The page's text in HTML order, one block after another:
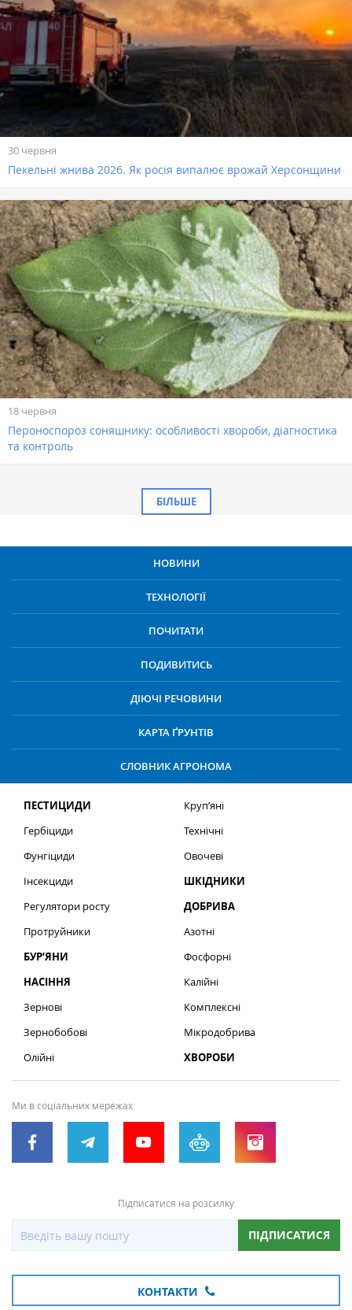
30 червня
Пекельні жнива 2026. Як росія випалює врожай Херсонщини
18 червня
Пероноспороз соняшнику: особливості хвороби, діагностика
та контроль
БІЛЬШЕ
НОВИНИ
ТЕХНОЛОГІЇ
ПОЧИТАТИ
ПОДИВИТИСЬ
ДІЮЧІ РЕЧОВИНИ
КАРТА ҐРУНТІВ
СЛОВНИК АГРОНОМА
ПЕСТИЦИДИ
Гербіциди
Фунгіциди
Інсекциди
Регулятори росту
Протруйники
БУР’ЯНИ
НАСІННЯ
Зернові
Зернобобові
Олійні
Круп’яні
Технічні
Овочеві
ШКІДНИКИ
ДОБРИВА
Азотні
Фосфорні
Калійні
Комплексні
Мікродобрива
ХВОРОБИ
Ми в соціальних мережах
Підписатися на розсилку
ПІДПИСАТИСЯ
КОНТАКТИ